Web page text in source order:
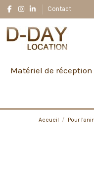
Contact
Matériel de réception
Accueil Pour